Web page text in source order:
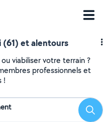
(61) et alentours
viabiliser votre terrain ?
professionnels et
!